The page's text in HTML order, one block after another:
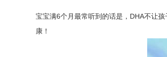
宝宝满6个月最常听到的话是，DHA不让
康！